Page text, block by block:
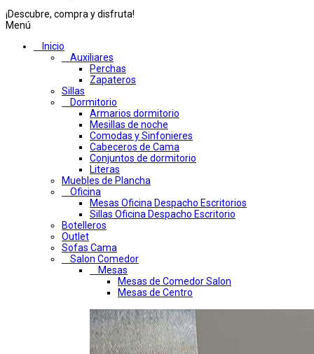
¡Descubre, compra y disfruta!
Menú
Inicio
Auxiliares
Perchas
Zapateros
Sillas
Dormitorio
Armarios dormitorio
Mesillas de noche
Comodas y Sinfonieres
Cabeceros de Cama
Conjuntos de dormitorio
Literas
Muebles de Plancha
Oficina
Mesas Oficina Despacho Escritorios
Sillas Oficina Despacho Escritorio
Botelleros
Outlet
Sofas Cama
Salon Comedor
Mesas
Mesas de Comedor Salon
Mesas de Centro